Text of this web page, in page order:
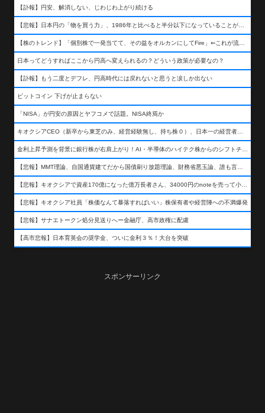
【訃報】円安、解消しない、じわじわ上がり続ける
【悲報】日本円の「物を買う力」、1986年と比べると半分以下になっていることが判明&#8230;高市さんありがとう！
【株のトレンド】「個別株で一発当てて、その益をオルカンにしてFire」⇐これが流行ってるらしい
日本ってどうすればここから円高へ変えられるの？どういう政策が必要なの？
【訃報】もう二度とデフレ、円高時代には戻れないと思うと涙しか出ない
ビットコイン 下げが止まらない
「NISA」が円安の原因とヤフコメで話題。NISA終焉か
キオクシアCEO（新卒から東芝のみ、経営経験無し、持ち株０）、日本一の経営者になる…
金利上昇予測を背景に銀行株が右肩上がり！AI・半導体のハイテク株からのシフトチェンジも
【悲報】MMT理論、自国通貨建てだから国債刷り放題理論、財務省悪玉論、誰も言わなくなるwwwwwwwwwwwwwww
【悲報】キオクシアで資産170億になった億万長者さん、34000円のnoteを売って小銭を稼いでしまうwwwwwwwwwwwwwwwwwwww
【悲報】キオクシア社員「株価なんて暴落すればいい」株保有者や経営陣への不満爆発
【悲報】サナエトークン処分見送りへー金融庁、高市政権に配慮
【高市悲報】日本育英会の奨学金、ついに金利３％！大台を突破
スポンサーリンク